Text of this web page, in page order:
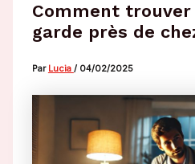
Comment
garde près de
Par Lucia / 04/02/2025